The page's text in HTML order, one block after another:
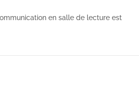
en salle de lecture est